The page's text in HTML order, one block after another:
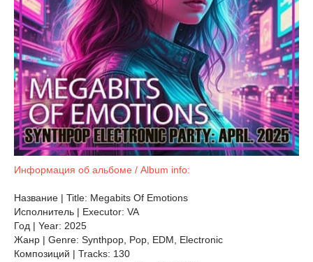
Информация об альбоме / Album info:
Название | Title: Megabits Of Emotions
Исполнитель | Executor: VA
Год | Year: 2025
Жанр | Genre: Synthpop, Pop, EDM, Electronic
Композиций | Tracks: 130